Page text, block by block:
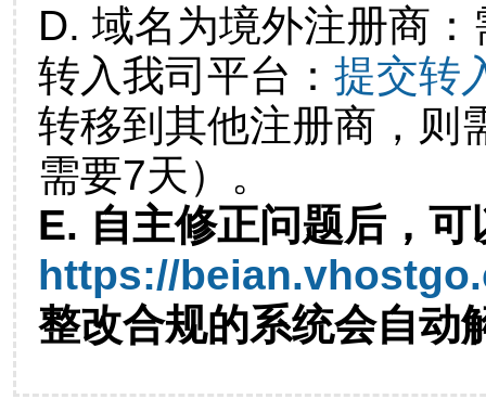
D. 域名为境外注册商
转入我司平台： 提交转
转移到其他注册商，则
需要7天）。
E. 自主修正问题后，可
https://
整改合规的系统会自动